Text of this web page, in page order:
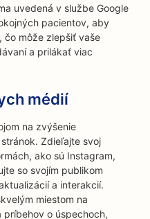
uvedená v službe Google
pacientov, aby
čo môže zlepšiť vaše
a prilákať viac
médií
na zvýšenie
Zdieľajte svoj
ako sú Instagram,
so svojím publikom
a interakcií.
miestom na
o úspechoch,